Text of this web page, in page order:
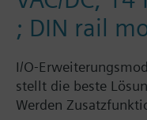
; DIN rail
I/O-
stellt die beste
Werden